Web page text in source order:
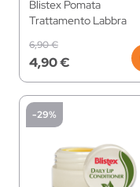
Blistex Pomata
Trattamento Labbra
4,90 €
6,90 €
-29%